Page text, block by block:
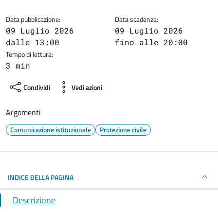
Data pubblicazione:
09 Luglio 2026
dalle 13:00
Data scadenza:
09 Luglio 2026
fino alle 20:00
Tempo di lettura:
3 min
Condividi Vedi azioni
Argomenti
Comunicazione istituzionale Protezione civile
INDICE DELLA PAGINA
Descrizione